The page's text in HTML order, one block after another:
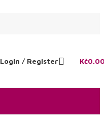
Login / Register Kč